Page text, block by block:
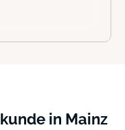
in Mainz